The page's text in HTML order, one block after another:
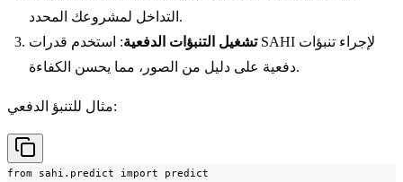
التداخل لمشروعك المحدد.
تشغيل التنبؤات الدفعية: استخدم قدرات SAHI لإجراء تنبؤات
دفعية على دليل من الصور، مما يحسن الكفاءة.
مثال للتنبؤ الدفعي:
from sahi.predict import predict